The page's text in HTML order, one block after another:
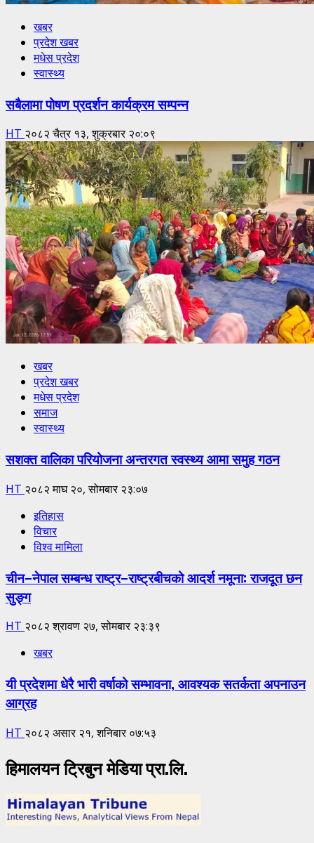
खबर
प्रदेश खबर
मधेस प्रदेश
स्वास्थ्य
सबैलामा पोषण प्रदर्शन कार्यक्रम सम्पन्न
HT २०८२ चैत्र १३, शुक्रबार २०:०९
खबर
प्रदेश खबर
मधेस प्रदेश
समाज
स्वास्थ्य
सशक्त वालिका परियोजना अन्तरगत स्वस्थ्य आमा समुह गठन
HT २०८२ माघ २०, सोमबार २३:०७
इतिहास
विचार
विश्व मामिला
चीन–नेपाल सम्बन्ध राष्ट्र–राष्ट्रबीचको आदर्श नमूना: राजदूत छन
सुङ्ग
HT २०८२ श्रावण २७, सोमबार २३:३९
खबर
यी प्रदेशमा धेरै भारी वर्षाको सम्भावना, आवश्यक सतर्कता अपनाउन
आग्रह
HT २०८२ असार २१, शनिबार ०७:५३
हिमालयन ट्रिबुन मेडिया प्रा.लि.